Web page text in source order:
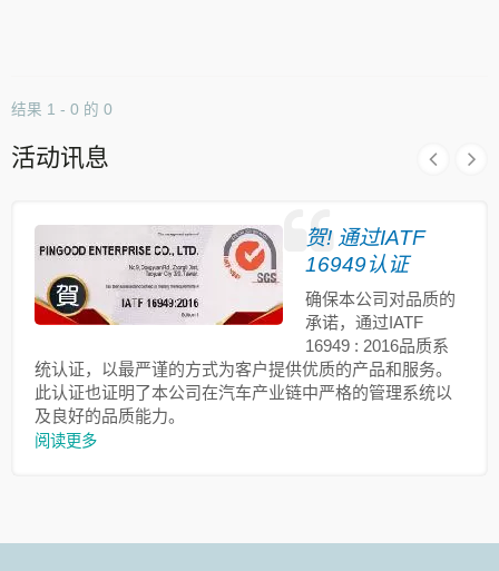
结果 1 - 0 的 0
活动讯息
贺! 通过IATF
16949认证
确保本公司对品质的
承诺，通过IATF
16949 : 2016品质系
统认证，以最严谨的方式为客户提供优质的产品和服务。
此认证也证明了本公司在汽车产业链中严格的管理系统以
及良好的品质能力。
阅读更多